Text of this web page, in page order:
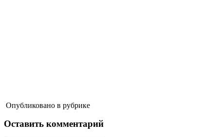
Опубликовано в рубрике
Оставить комментарий